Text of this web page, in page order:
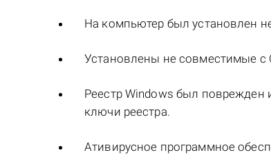
На компьютер был установлен
Установлены не совместимые с
Реестр Windows был поврежден
ключи реестра.
Ативирусное программное